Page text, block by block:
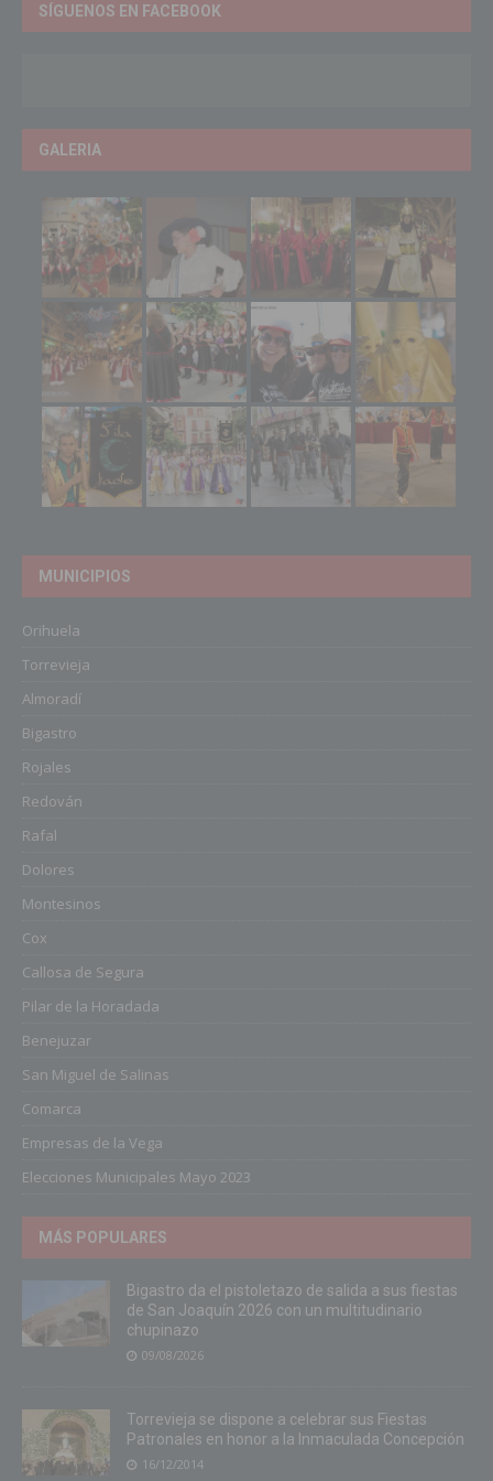
SÍGUENOS EN FACEBOOK
GALERIA
MUNICIPIOS
Orihuela
Torrevieja
Almoradí
Bigastro
Rojales
Redován
Rafal
Dolores
Montesinos
Cox
Callosa de Segura
Pilar de la Horadada
Benejuzar
San Miguel de Salinas
Comarca
Empresas de la Vega
Elecciones Municipales Mayo 2023
MÁS POPULARES
Bigastro da el pistoletazo de salida a sus fiestas
de San Joaquín 2026 con un multitudinario
chupinazo
09/08/2026
Torrevieja se dispone a celebrar sus Fiestas
Patronales en honor a la Inmaculada Concepción
16/12/2014